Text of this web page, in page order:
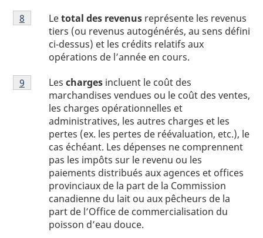
Note
de
1
Letotal des revenusreprésente les revenus
tiers (ou revenus autogénérés, au sens défini
ci‑dessus) et les crédits relatifs aux
opérations de l’année en cours.
Retour à la référence de la note
8 du tableau 1
Note
de
Les chargesincluent le coût des
marchandises vendues ou le coût des ventes,
les charges opérationnelles et
administratives, les autres charges et les
pertes (ex. les pertes de réévaluation, etc.), le
cas échéant. Les dépenses ne comprennent
pas les impôts sur le revenu ou les
paiements distribués aux agences et offices
provinciaux de la part de la Commission
canadienne du lait ou aux pêcheurs de la
part de l’Office de commercialisation du
poisson d’eau douce.
Retour à la référence de la note
9 du tableau 1